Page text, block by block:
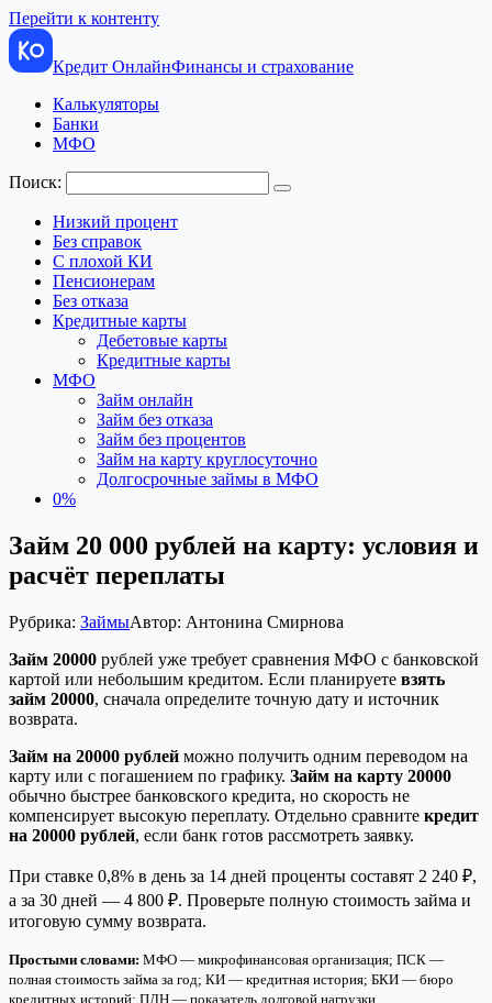
Перейти к контенту
Кредит ОнлайнФинансы и страхование
Калькуляторы
Банки
МФО
Поиск:
Низкий процент
Без справок
С плохой КИ
Пенсионерам
Без отказа
Кредитные карты
Дебетовые карты
Кредитные карты
МФО
Займ онлайн
Займ без отказа
Займ без процентов
Займ на карту круглосуточно
Долгосрочные займы в МФО
0%
Займ 20 000 рублей на карту: условия и
расчёт переплаты
Рубрика: ЗаймыАвтор: Антонина Смирнова
Займ 20000 рублей уже требует сравнения МФО с банковской
картой или небольшим кредитом. Если планируете взять
займ 20000, сначала определите точную дату и источник
возврата.
Займ на 20000 рублей можно получить одним переводом на
карту или с погашением по графику. Займ на карту 20000
обычно быстрее банковского кредита, но скорость не
компенсирует высокую переплату. Отдельно сравните кредит
на 20000 рублей, если банк готов рассмотреть заявку.
При ставке 0,8% в день за 14 дней проценты составят 2 240 ₽,
а за 30 дней — 4 800 ₽. Проверьте полную стоимость займа и
итоговую сумму возврата.
Простыми словами: МФО — микрофинансовая организация; ПСК —
полная стоимость займа за год; КИ — кредитная история; БКИ — бюро
кредитных историй; ПДН — показатель долговой нагрузки.